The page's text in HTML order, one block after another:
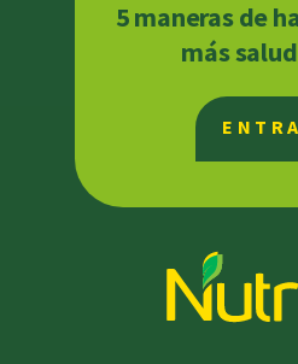
5 maneras de
más